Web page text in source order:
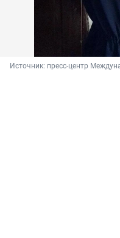
Источник: пресс-центр